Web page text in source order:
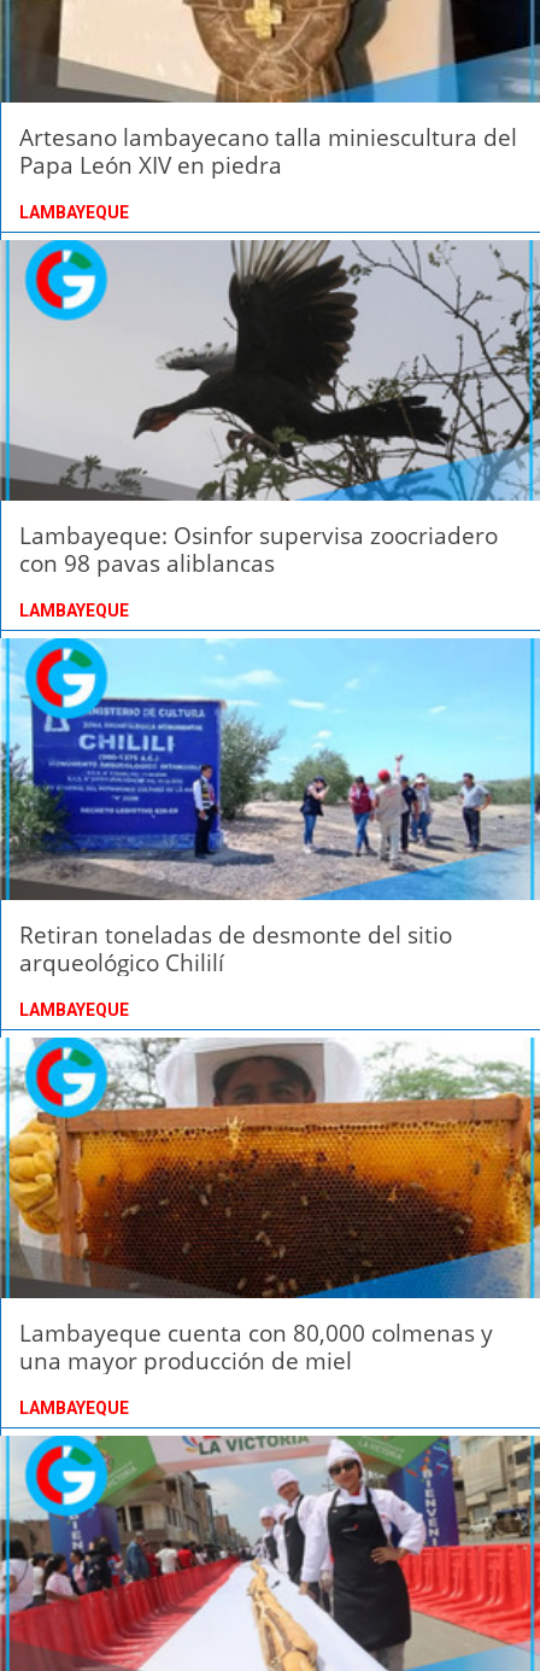
Artesano lambayecano talla miniescultura del
Papa León XIV en piedra
LAMBAYEQUE
Lambayeque: Osinfor supervisa zoocriadero
con 98 pavas aliblancas
LAMBAYEQUE
Retiran toneladas de desmonte del sitio
arqueológico Chililí
LAMBAYEQUE
Lambayeque cuenta con 80,000 colmenas y
una mayor producción de miel
LAMBAYEQUE